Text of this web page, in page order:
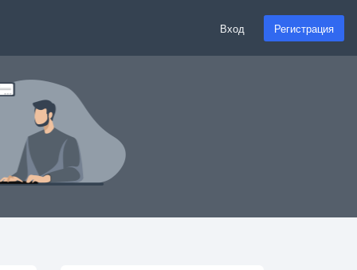
Вход Регистрация